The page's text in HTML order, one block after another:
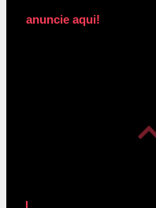
anuncie aqui!